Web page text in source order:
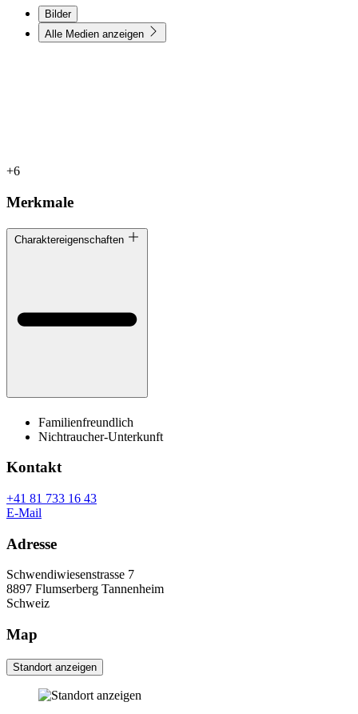
Bilder
Alle Medien anzeigen
+6
Merkmale
Charaktereigenschaften
Familienfreundlich
Nichtraucher-Unterkunft
Kontakt
+41 81 733 16 43
E-Mail
Adresse
Schwendiwiesenstrasse 7
8897 Flumserberg Tannenheim
Schweiz
Map
Standort anzeigen